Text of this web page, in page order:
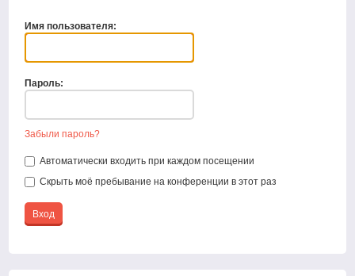
Имя пользователя:
Пароль:
Забыли пароль?
Автоматически входить при каждом посещении
Скрыть моё пребывание на конференции в этот раз